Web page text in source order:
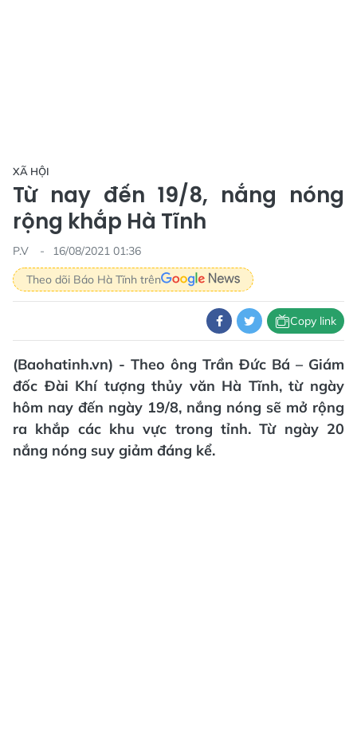
XÃ HỘI
Từ nay đến 19/8, nắng nóng
rộng khắp Hà Tĩnh
P.V
16/08/2021 01:36
Theo dõi Báo Hà Tĩnh trên
Copy link
(Baohatinh.vn) - Theo ông Trần Đức Bá – Giám
đốc Đài Khí tượng thủy văn Hà Tĩnh, từ ngày
hôm nay đến ngày 19/8, nắng nóng sẽ mở rộng
ra khắp các khu vực trong tỉnh. Từ ngày 20
nắng nóng suy giảm đáng kể.